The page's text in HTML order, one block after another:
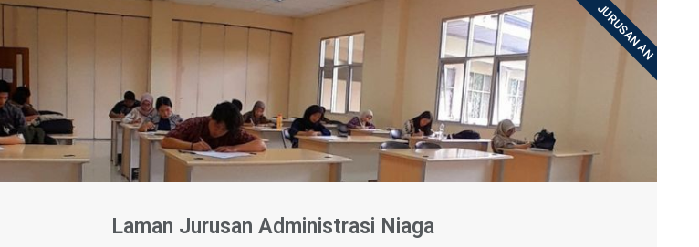
Laman Jurusan Administrasi Niaga
JURUSAN AN